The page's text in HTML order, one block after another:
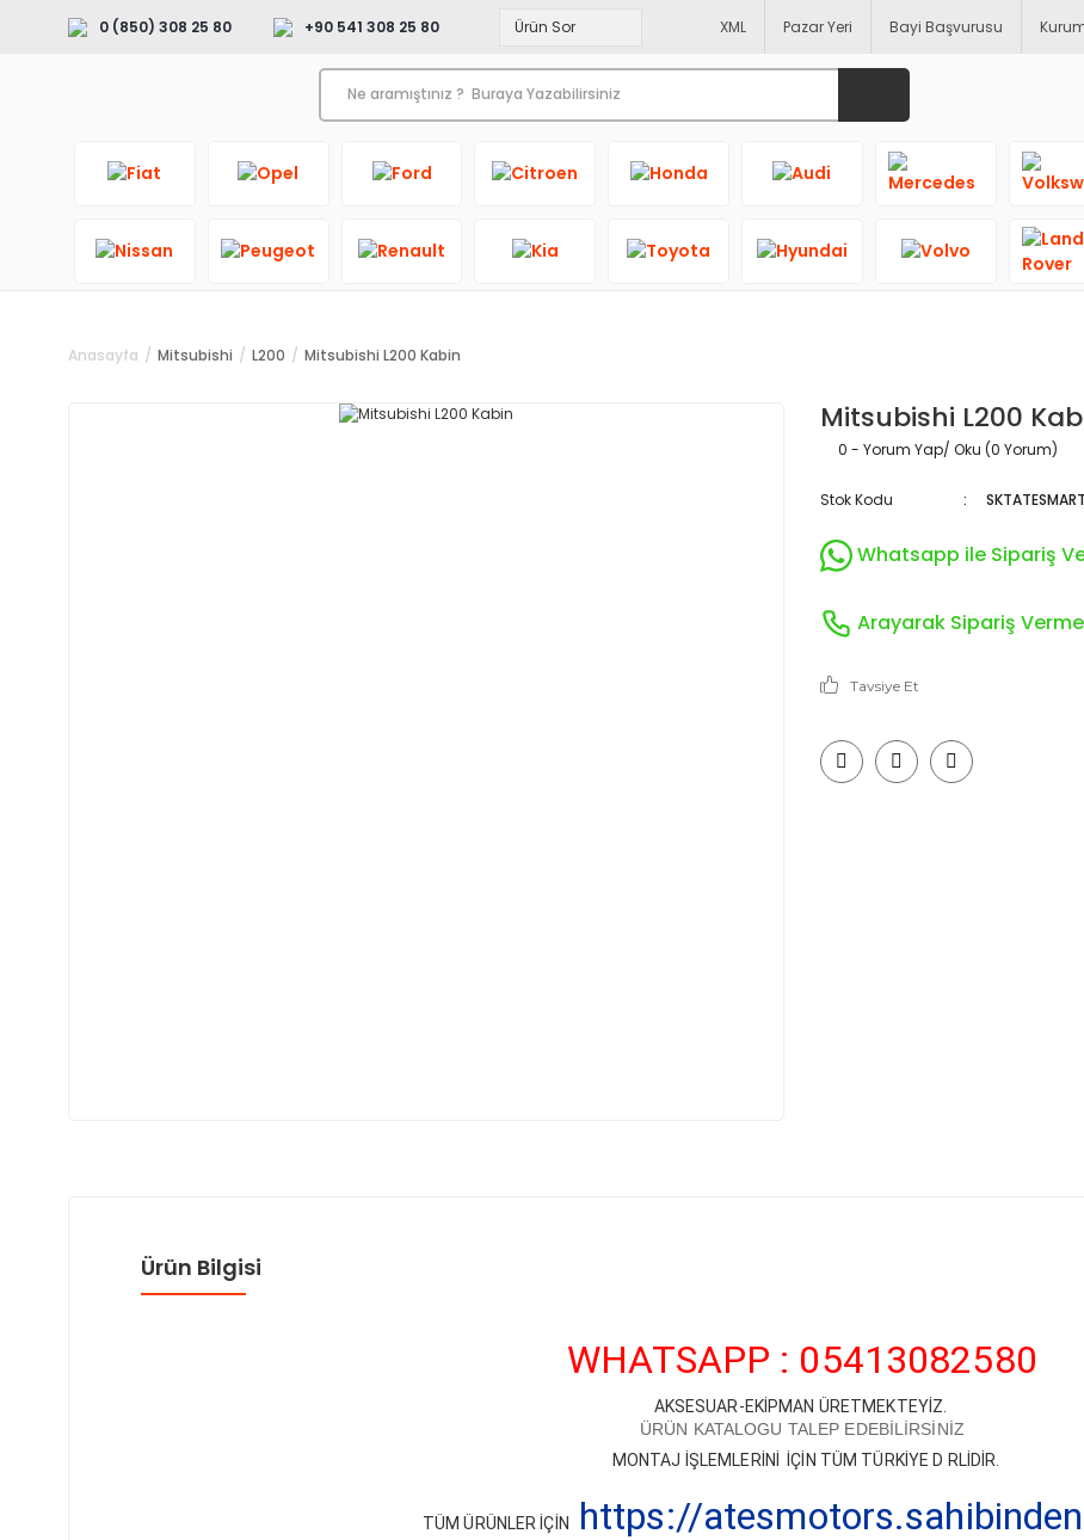
0 (850) 308 25 80 +90 541 308 25 80 XML Pazar Yeri Bayi Başvurusu
Anasayfa Mitsubishi L200 Mitsubishi L200 Kabin
Mitsubishi L200
0 - Yorum Yap/ Oku (0 Yorum)
Stok Kodu
Whatsapp ile Sipariş
Arayarak Sipariş
Tavsiye Et
Ürün Bilgisi
WHATSAPP : 05413082580
AKSESUAR-EKİPMAN ÜRETMEKTEYİZ.
ÜRÜN KATALOGU TALEP EDEBİLİRSİNİZ
MONTAJ İŞLEMLERİNİ İÇİN TÜM TÜRKİYE D RLİDİR.
TÜM ÜRÜNLER İÇİN https://